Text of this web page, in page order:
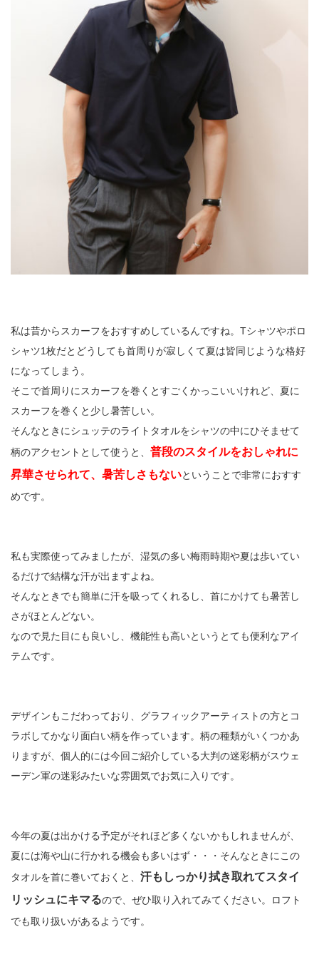
私は昔からスカーフをおすすめしているんですね。Tシャツやポロ
シャツ1枚だとどうしても首周りが寂しくて夏は皆同じような格好
になってしまう。
そこで首周りにスカーフを巻くとすごくかっこいいけれど、夏に
スカーフを巻くと少し暑苦しい。
そんなときにシュッテのライトタオルをシャツの中にひそませて
柄のアクセントとして使うと、 普段のスタイルをおしゃれに
昇華させられて、暑苦しさもないということで非常におすす
めです。
私も実際使ってみましたが、湿気の多い梅雨時期や夏は歩いてい
るだけで結構な汗が出ますよね。
そんなときでも簡単に汗を吸ってくれるし、首にかけても暑苦し
さがほとんどない。
なので見た目にも良いし、機能性も高いというとても便利なアイ
テムです。
デザインもこだわっており、グラフィックアーティストの方とコ
ラボしてかなり面白い柄を作っています。柄の種類がいくつかあ
りますが、個人的には今回ご紹介している大判の迷彩柄がスウェ
ーデン軍の迷彩みたいな雰囲気でお気に入りです。
今年の夏は出かける予定がそれほど多くないかもしれませんが、
夏には海や山に行かれる機会も多いはず・・・そんなときにこの
タオルを首に巻いておくと、 汗もしっかり拭き取れてスタイ
リッシュにキマるので、ぜひ取り入れてみてください。ロフト
でも取り扱いがあるようです。